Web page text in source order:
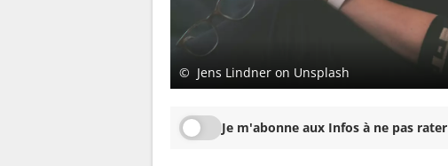
© Jens Lindner on Unsplash
Je m'abonne aux Infos à ne pas rater